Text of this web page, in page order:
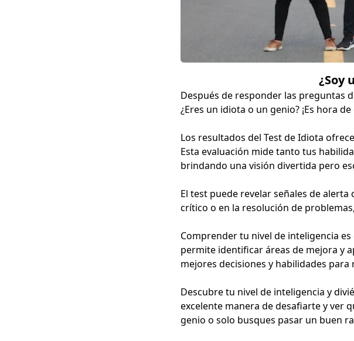
¿Soy
Después de responder las preguntas
¿Eres un idiota o un genio? ¡Es hora
Los resultados del Test de Idiota
Esta evaluación mide tanto tus
brindando una visión divertida pero
El test puede revelar señales de
crítico o en la resolución de
Comprender tu nivel de inteligencia
permite identificar áreas de mejora y
mejores decisiones y habilidades
Descubre tu nivel de inteligencia y
excelente manera de desafiarte y ver
genio o solo busques pasar un buen